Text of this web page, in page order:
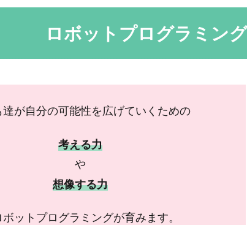
ロボットプログラミング
達が自分の可能性を広げていくための
考える力
や
想像する力
ボットプログラミングが育みます。